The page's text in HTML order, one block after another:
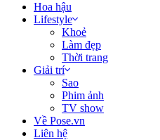
Hoa hậu
Lifestyle
Khoẻ
Làm đẹp
Thời trang
Giải trí
Sao
Phim ảnh
TV show
Về Pose.vn
Liên hệ